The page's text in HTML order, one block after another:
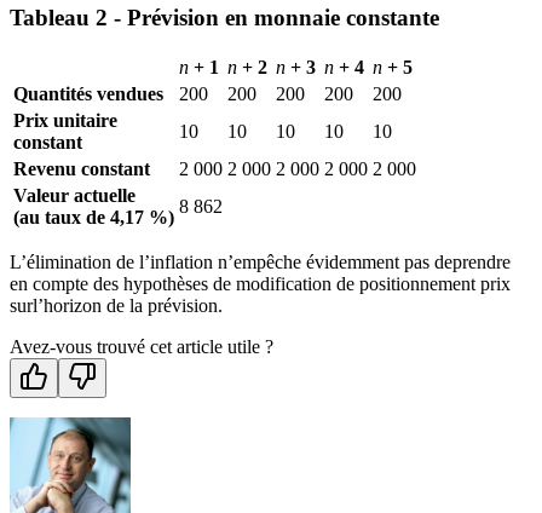
Tableau 2 - Prévision en monnaie constante
n + 1 n + 2 n + 3 n + 4 n + 5
Quantités vendues
200 200 200 200
200
Prix unitaire
constant
10 10 10 10
10
Revenu constant
2 000 2 000 2 000 2 000 2 000
Valeur actuelle
(au taux de 4,17 %)
8 862
L’élimination de l’inflation n’empêche évidemment pas deprendre
en compte des hypothèses de modification de positionnement prix
surl’horizon de la prévision.
Avez-vous trouvé cet article utile ?